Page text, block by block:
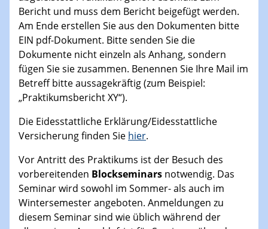
Bericht und muss dem Bericht beigefügt werden.
Am Ende erstellen Sie aus den Dokumenten bitte
EIN pdf-Dokument. Bitte senden Sie die
Dokumente nicht einzeln als Anhang, sondern
fügen Sie sie zusammen. Benennen Sie Ihre Mail im
Betreff bitte aussagekräftig (zum Beispiel:
„Praktikumsbericht XY“).
Die Eidesstattliche Erklärung/Eidesstattliche
Versicherung finden Sie hier.
Vor Antritt des Praktikums ist der Besuch des
vorbereitenden Blockseminars notwendig. Das
Seminar wird sowohl im Sommer- als auch im
Wintersemester angeboten. Anmeldungen zu
diesem Seminar sind wie üblich während der